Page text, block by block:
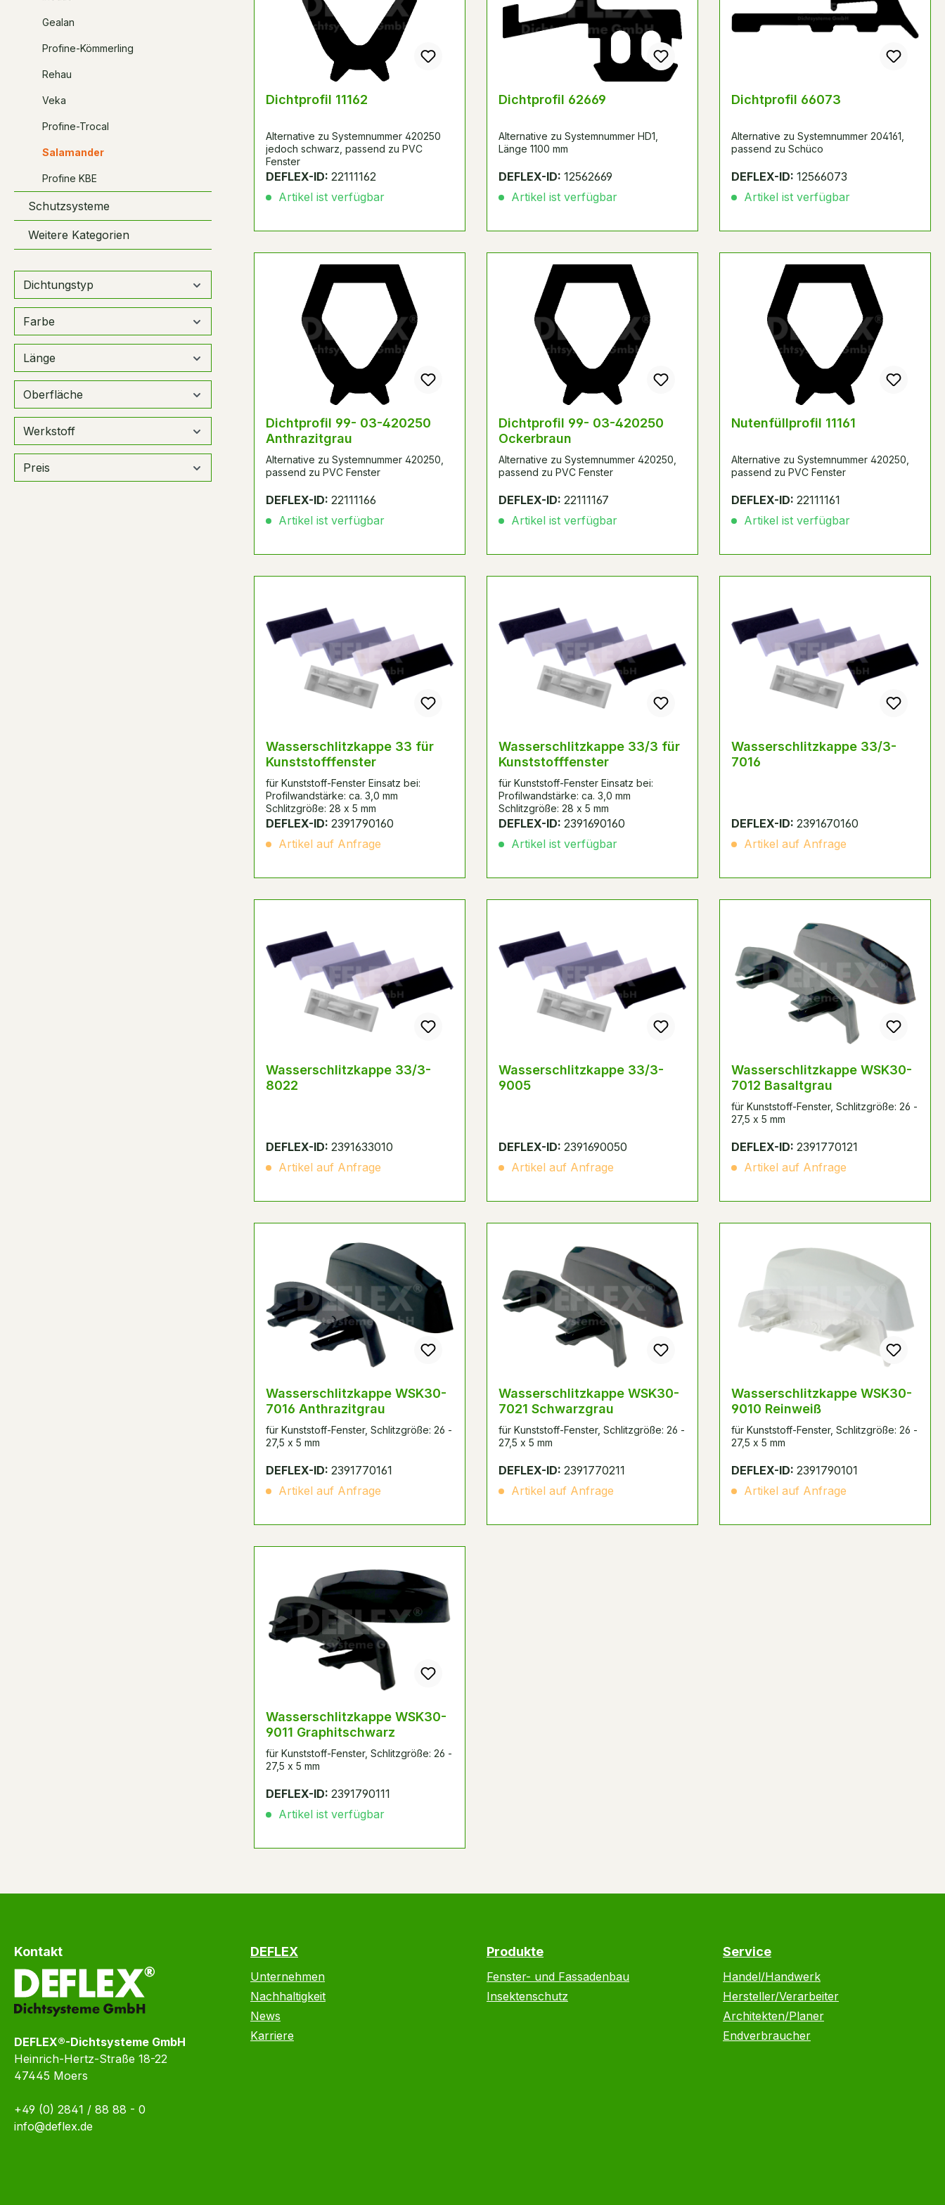
Gealan
Profine-Kömmerling
Rehau
Veka
Profine-Trocal
Salamander
Profine KBE
Schutzsysteme
Weitere Kategorien
Dichtungstyp
Farbe
Länge
Oberfläche
Werkstoff
Preis
Dichtprofil 11162
Alternative zu Systemnummer 420250
jedoch schwarz, passend zu PVC
Fenster
DEFLEX-ID: 22111162
Artikel ist verfügbar
Dichtprofil 62669
Alternative zu Systemnummer HD1,
Länge 1100 mm
DEFLEX-ID: 12562669
Artikel ist verfügbar
Dichtprofil 66073
Alternative zu Systemnummer 204161,
passend zu Schüco
DEFLEX-ID: 12566073
Artikel ist verfügbar
Dichtprofil 99- 03-420250
Anthrazitgrau
Alternative zu Systemnummer 420250,
passend zu PVC Fenster
DEFLEX-ID: 22111166
Artikel ist verfügbar
Dichtprofil 99- 03-420250
Ockerbraun
Alternative zu Systemnummer 420250,
passend zu PVC Fenster
DEFLEX-ID: 22111167
Artikel ist verfügbar
Nutenfüllprofil 11161
Alternative zu Systemnummer 420250,
passend zu PVC Fenster
DEFLEX-ID: 22111161
Artikel ist verfügbar
Wasserschlitzkappe 33 für
Kunststofffenster
für Kunststoff-Fenster Einsatz bei:
Profilwandstärke: ca. 3,0 mm
Schlitzgröße: 28 x 5 mm
DEFLEX-ID: 2391790160
Artikel auf Anfrage
Wasserschlitzkappe 33/3 für
Kunststofffenster
für Kunststoff-Fenster Einsatz bei:
Profilwandstärke: ca. 3,0 mm
Schlitzgröße: 28 x 5 mm
DEFLEX-ID: 2391690160
Artikel ist verfügbar
Wasserschlitzkappe 33/3-
7016
DEFLEX-ID: 2391670160
Artikel auf Anfrage
Wasserschlitzkappe 33/3-
8022
DEFLEX-ID: 2391633010
Artikel auf Anfrage
Wasserschlitzkappe 33/3-
9005
DEFLEX-ID: 2391690050
Artikel auf Anfrage
Wasserschlitzkappe WSK30-
7012 Basaltgrau
für Kunststoff-Fenster, Schlitzgröße: 26 -
27,5 x 5 mm
DEFLEX-ID: 2391770121
Artikel auf Anfrage
Wasserschlitzkappe WSK30-
7016 Anthrazitgrau
für Kunststoff-Fenster, Schlitzgröße: 26 -
27,5 x 5 mm
DEFLEX-ID: 2391770161
Artikel auf Anfrage
Wasserschlitzkappe WSK30-
7021 Schwarzgrau
für Kunststoff-Fenster, Schlitzgröße: 26 -
27,5 x 5 mm
DEFLEX-ID: 2391770211
Artikel auf Anfrage
Wasserschlitzkappe WSK30-
9010 Reinweiß
für Kunststoff-Fenster, Schlitzgröße: 26 -
27,5 x 5 mm
DEFLEX-ID: 2391790101
Artikel auf Anfrage
Wasserschlitzkappe WSK30-
9011 Graphitschwarz
für Kunststoff-Fenster, Schlitzgröße: 26 -
27,5 x 5 mm
DEFLEX-ID: 2391790111
Artikel ist verfügbar
Kontakt
DEFLEX®-Dichtsysteme GmbH
Heinrich-Hertz-Straße 18-22
47445 Moers
+49 (0) 2841 / 88 88 - 0
info@deflex.de
DEFLEX
Unternehmen
Nachhaltigkeit
News
Karriere
Produkte
Fenster- und Fassadenbau
Insektenschutz
Service
Handel/Handwerk
Hersteller/Verarbeiter
Architekten/Planer
Endverbraucher